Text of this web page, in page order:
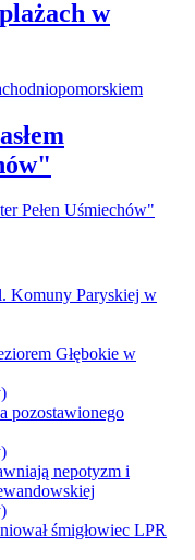
w
Komuny Paryskiej w
Głębokie w
pozostawionego
nepotyzm i
śmigłowiec LPR